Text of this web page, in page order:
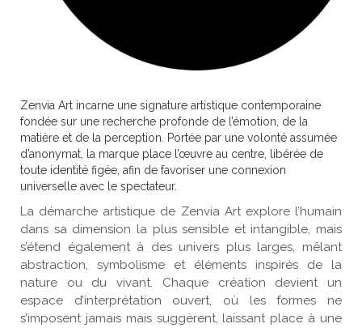
Zenvia Art incarne une signature artistique contemporaine
fondée sur une recherche profonde de l’émotion, de la
matière et de la perception. Portée par une volonté assumée
d’anonymat, la marque place l’œuvre au centre, libérée de
toute identité figée, afin de favoriser une connexion
universelle avec le spectateur.
La démarche artistique de Zenvia Art explore l’humain
dans sa dimension la plus sensible et intangible, mais
s’étend également à des univers plus larges, mêlant
abstraction, symbolisme et éléments inspirés de la
nature ou du vivant. Chaque création devient un
espace d’interprétation ouvert, où les formes ne
s’imposent jamais mais suggèrent, laissant place à une